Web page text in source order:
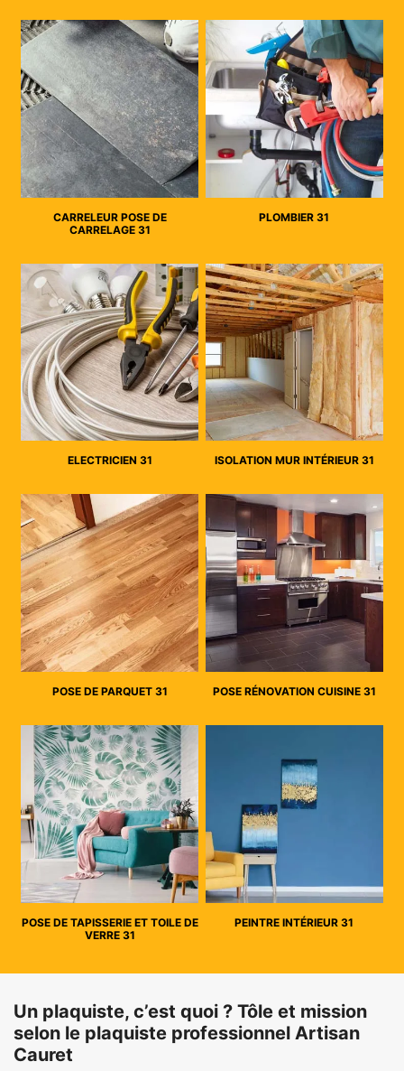
CARRELEUR POSE DE
CARRELAGE 31
PLOMBIER 31
ELECTRICIEN 31 ISOLATION MUR INTÉRIEUR 31
POSE DE PARQUET 31 POSE RÉNOVATION CUISINE 31
POSE DE TAPISSERIE ET TOILE DE
VERRE 31
PEINTRE INTÉRIEUR 31
Un plaquiste, c’est quoi ? Tôle et mission
selon le plaquiste professionnel Artisan
Cauret